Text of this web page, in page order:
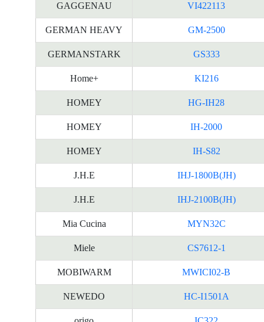
GAGGENAU VI422113
GERMAN HEAVY GM-2500
GERMANSTARK GS333
Home+ KI216
HOMEY HG-IH28
HOMEY IH-2000
HOMEY IH-S82
J.H.E IHJ-1800B(JH)
J.H.E IHJ-2100B(JH)
Mia Cucina MYN32C
Miele CS7612-1
MOBIWARM MWICI02-B
NEWEDO HC-I1501A